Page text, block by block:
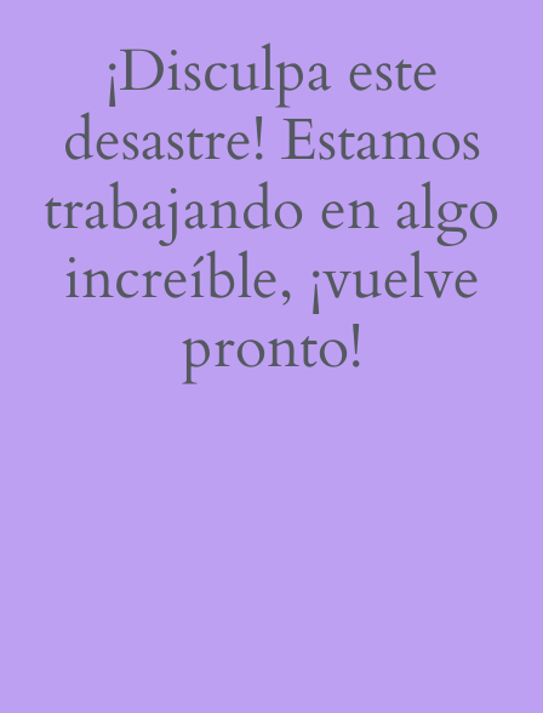
¡Disculpa este
desastre! Estamos
trabajando en algo
increíble, ¡vuelve
pronto!